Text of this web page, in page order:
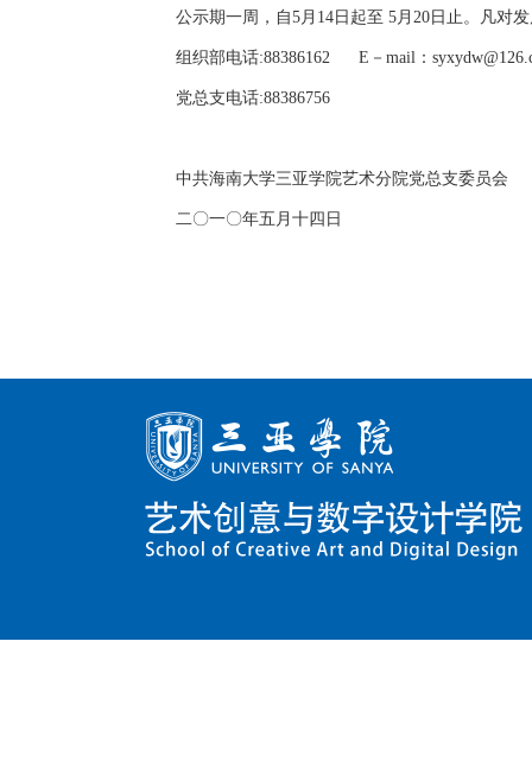
公示期一周，自5月14日起至 5月20日止。凡对
组织部电话:88386162 E－mail：
党总支电话:88386756
中共海南大学三亚学院艺术分院党总支委员会
二〇一〇年五月十四日